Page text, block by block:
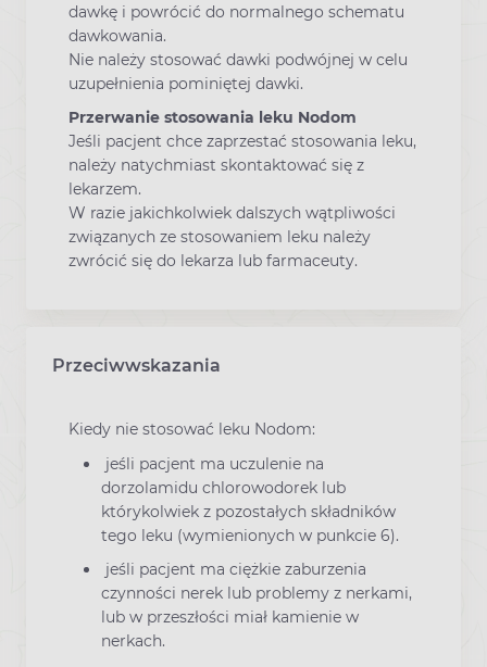
dawkę i powrócić do normalnego schematu
dawkowania.
Nie należy stosować dawki podwójnej w celu
uzupełnienia pominiętej dawki.
Przerwanie stosowania leku Nodom
Jeśli pacjent chce zaprzestać stosowania leku,
należy natychmiast skontaktować się z
lekarzem.
W razie jakichkolwiek dalszych wątpliwości
związanych ze stosowaniem leku należy
zwrócić się do lekarza lub farmaceuty.
Przeciwwskazania
Kiedy nie stosować leku Nodom:
jeśli pacjent ma uczulenie na
dorzolamidu chlorowodorek lub
którykolwiek z pozostałych składników
tego leku (wymienionych w punkcie 6).
jeśli pacjent ma ciężkie zaburzenia
czynności nerek lub problemy z nerkami,
lub w przeszłości miał kamienie w
nerkach.